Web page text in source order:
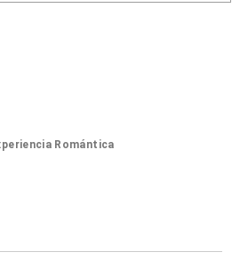
Romántica